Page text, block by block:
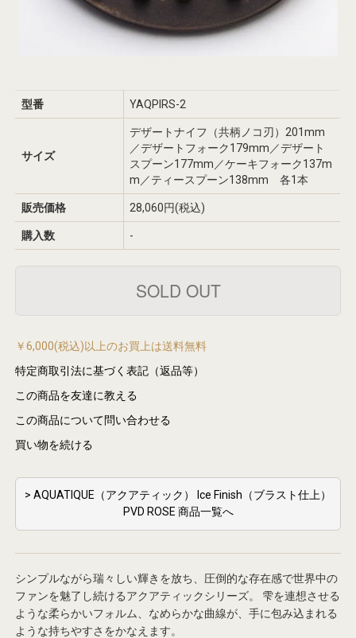
型番 YAQPIRS-2
サイズ
デザートナイフ（共柄ノコ刃）201mm
／デザートフォーク179mm／デザート
スプーン177mm／ケーキフォーク137m
m／ティースプーン138mm 各1本
販売価格 28,060円(税込)
購入数 -
￥6,000(税込)以上のお買上は送料無料
特定商取引法に基づく表記（返品等）
この商品を友達に教える
この商品について問い合わせる
買い物を続ける
> AQUATIQUE（アクアティック） Ice Finish（ブラスト仕上）
PVD ROSE 商品一覧へ
シンプルながら瑞々しい輝きを放ち、圧倒的な存在感で世界中の
ファンを魅了し続けるアクアティックシリーズ。 雫を連想させる
ような柔らかいフォルム、なめらかな曲線が、手に包み込まれる
ような持ちやすさをかなえます。